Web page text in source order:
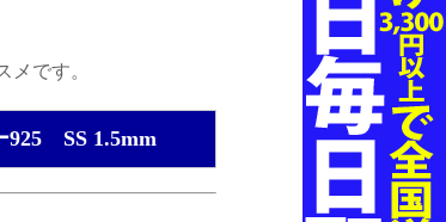
です。
925 SS 1.5mm